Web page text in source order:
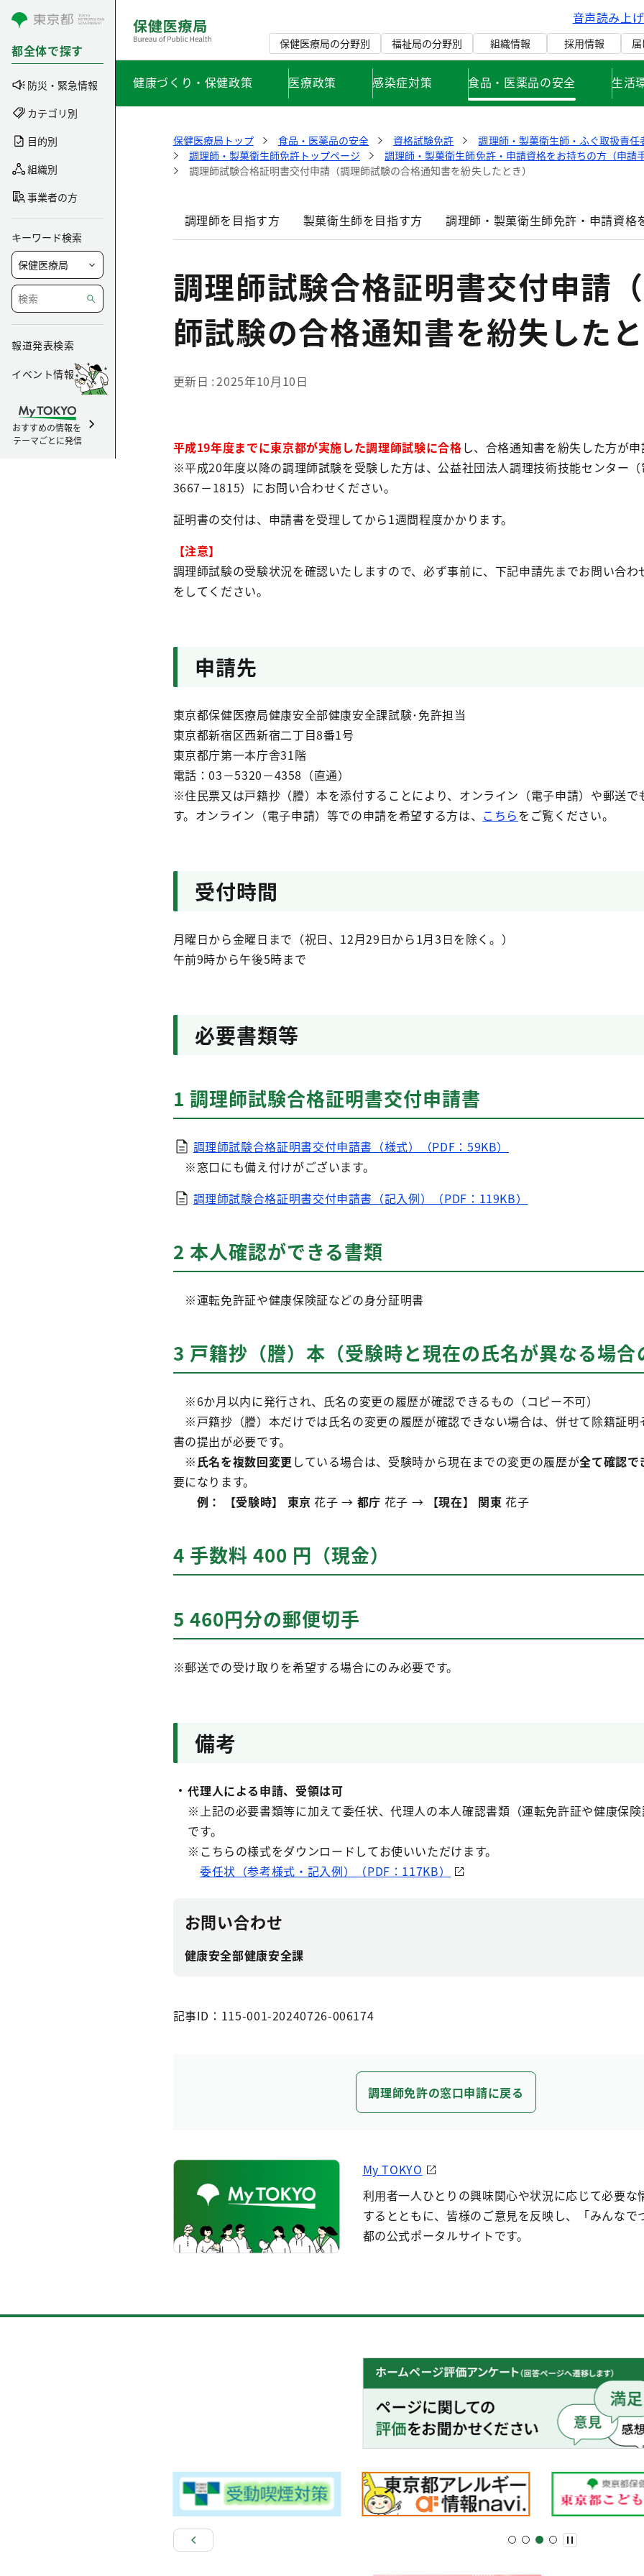
コンテンツにスキップ
都全体で探す
防災・緊急情報
カテゴリ別
目的別
組織別
事業者の方
キーワード検索
報道発表検索
イベント情報
おすすめの情報を
テーマごとに発信
音声読み上
保健医療局の分野別 福祉局の分野別 組織情報 採用情報
健康づくり・保健政策 医療政策 感染症対策 食品・医薬品の安全 生活
保健医療局トップ 食品・医薬品の安全 資格試験免許
調理師・製菓衛生師・ふぐ取扱責任
調理師・製菓衛生師免許トップページ
調理師・製菓衛生師免許・申請資格をお持ちの方（申請
調理師試験合格証明書交付申請（調理師試験の合格通知書を紛失したとき）
調理師を目指す方 製菓衛生師を目指す方 調理師・製菓衛生師免許・申請資
調理師試験合格証明書交付申請
師試験の合格通知書を紛失したと
更新日 2025年10月10日
平成19年度までに東京都が実施した調理師試験に合格し、合格通知書を紛失した方が申
※平成20年度以降の調理師試験を受験した方は、公益社団法人調理技術技能センター（
3667－1815）にお問い合わせください。
証明書の交付は、申請書を受理してから1週間程度かかります。
【注意】
調理師試験の受験状況を確認いたしますので、必ず事前に、下記申請先までお問い合わ
をしてください。
申請先
東京都保健医療局健康安全部健康安全課試験･免許担当
東京都新宿区西新宿二丁目8番1号
東京都庁第一本庁舎31階
電話：03－5320－4358（直通）
※住民票又は戸籍抄（謄）本を添付することにより、オンライン（電子申請）や郵送で
す。オンライン（電子申請）等での申請を希望する方は、 こちらをご覧ください。
受付時間
月曜日から金曜日まで（祝日、12月29日から1月3日を除く。）
午前9時から午後5時まで
必要書類等
1 調理師試験合格証明書交付申請書
調理師試験合格証明書交付申請書（様式）（PDF：59KB）
※窓口にも備え付けがございます。
調理師試験合格証明書交付申請書（記入例）（PDF：119KB）
2 本人確認ができる書類
※運転免許証や健康保険証などの身分証明書
3 戸籍抄（謄）本（受験時と現在の氏名が異なる場合
※6か月以内に発行され、氏名の変更の履歴が確認できるもの（コピー不可）
※戸籍抄（謄）本だけでは氏名の変更の履歴が確認できない場合は、併せて除籍証明
書の提出が必要です。
※氏名を複数回変更 している場合は、受験時から現在までの変更の履歴が全て確認で
要になります。
例： 【受験時】
東京 花子 → 都庁 花子 → 【現在】 関東 花子
4 手数料 400 円（現金）
5 460円分の郵便切手
※郵送での受け取りを希望する場合にのみ必要です。
備考
代理人による申請、受領は可
※上記の必要書類等に加えて委任状、代理人の本人確認書類（運転免許証や健康保
です。
※こちらの様式をダウンロードしてお使いいただけます。
委任状（参考様式・記入例）（PDF：117KB）
お問い合わせ
健康安全部健康安全課
記事ID：115-001-20240726-006174
調理師免許の窓口申請に戻る
My TOKYO
利用者一人ひとりの興味関心や状況に応じて必要な
するとともに、皆様のご意見を反映し、「みんなで
都の公式ポータルサイトです。